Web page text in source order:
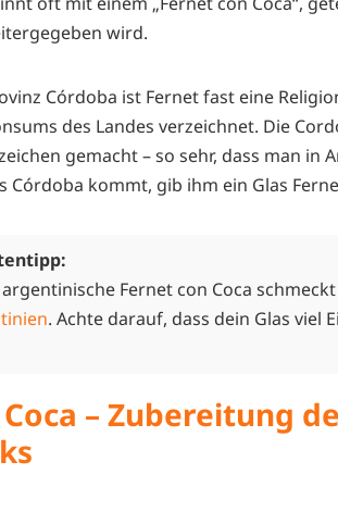
wird.
Córdoba ist Fernet fast eine
des Landes verzeichnet. Die
gemacht – so sehr, dass man in
Córdoba kommt, gib ihm ein Glas
Fernet con Coca
. Achte darauf, dass dein Glas viel
– Zubereitung